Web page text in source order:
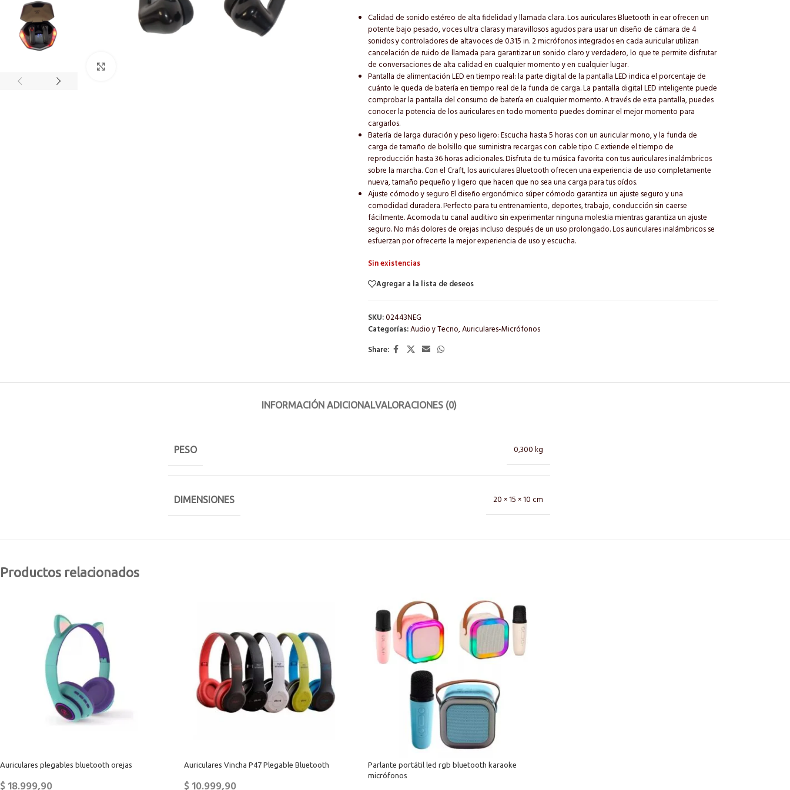
Calidad de sonido estéreo de alta fidelidad y llamada clara. Los auriculares Bluetooth in ear ofrecen un
potente bajo pesado, voces ultra claras y maravillosos agudos para usar un diseño de cámara de 4
sonidos y controladores de altavoces de 0.315 in. 2 micrófonos integrados en cada auricular utilizan
cancelación de ruido de llamada para garantizar un sonido claro y verdadero, lo que te permite disfrutar
de conversaciones de alta calidad en cualquier momento y en cualquier lugar.
Pantalla de alimentación LED en tiempo real: la parte digital de la pantalla LED indica el porcentaje de
cuánto le queda de batería en tiempo real de la funda de carga. La pantalla digital LED inteligente puede
comprobar la pantalla del consumo de batería en cualquier momento. A través de esta pantalla, puedes
conocer la potencia de los auriculares en todo momento puedes dominar el mejor momento para
cargarlos.
Batería de larga duración y peso ligero: Escucha hasta 5 horas con un auricular mono, y la funda de
carga de tamaño de bolsillo que suministra recargas con cable tipo C extiende el tiempo de
reproducción hasta 36 horas adicionales. Disfruta de tu música favorita con tus auriculares inalámbricos
sobre la marcha. Con el Craft, los auriculares Bluetooth ofrecen una experiencia de uso completamente
nueva, tamaño pequeño y ligero que hacen que no sea una carga para tus oídos.
Ajuste cómodo y seguro El diseño ergonómico súper cómodo garantiza un ajuste seguro y una
comodidad duradera. Perfecto para tu entrenamiento, deportes, trabajo, conducción sin caerse
fácilmente. Acomoda tu canal auditivo sin experimentar ninguna molestia mientras garantiza un ajuste
seguro. No más dolores de orejas incluso después de un uso prolongado. Los auriculares inalámbricos se
esfuerzan por ofrecerte la mejor experiencia de uso y escucha.
Sin existencias
Agregar a la lista de deseos
SKU:02443NEG
Categorías:Audio y Tecno,Auriculares-Micrófonos
Share:
INFORMACIÓN ADICIONALVALORACIONES (0)
PESO 0,300 kg
DIMENSIONES 20 × 15 × 10 cm
Productos relacionados
Auriculares plegables bluetooth orejas Auriculares Vincha P47 Plegable Bluetooth
Parlante portátil led rgb bluetooth karaoke
micrófonos